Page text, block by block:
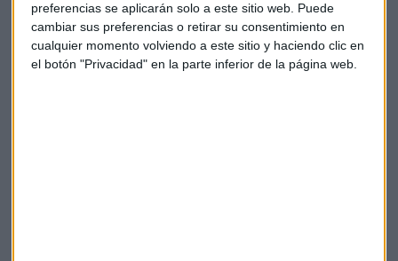
preferencias se aplicarán solo a este sitio web. Puede
cambiar sus preferencias o retirar su consentimiento en
cualquier momento volviendo a este sitio y haciendo clic en
el botón "Privacidad" en la parte inferior de la página web.
otras funciones apoyar a las pymes. Al respecto comentó
nuestro invitado cómo Cepyme participa en el proyecto
europeo Erasmus+ ECOVEN Centro europeo de formación